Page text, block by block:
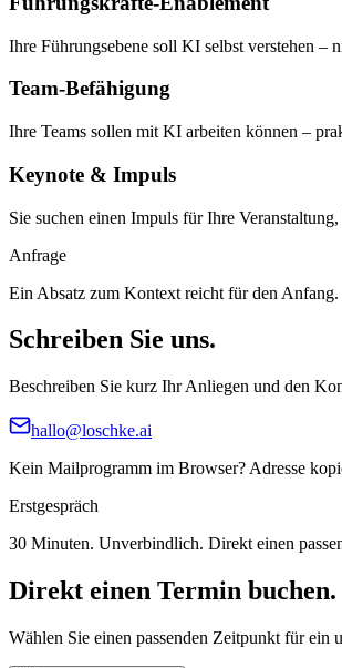
Ihre Führungsebene soll KI selbst verstehen –
Team-Befähigung
Ihre Teams sollen mit KI arbeiten können –
Keynote & Impuls
Sie suchen einen Impuls für Ihre
Anfrage
Ein Absatz zum Kontext reicht für den Anfang.
Schreiben Sie uns.
Beschreiben Sie kurz Ihr Anliegen und den
hallo@loschke.ai
Kein Mailprogramm im Browser? Adresse
Erstgespräch
30 Minuten. Unverbindlich. Direkt einen
Direkt einen Termin buchen.
Wählen Sie einen passenden Zeitpunkt für